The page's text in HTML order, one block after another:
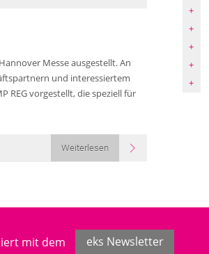
Messe ausgestellt. An
und interessiertem
REG vorgestellt, die speziell für
Weiterlesen
mit dem eks Newsletter